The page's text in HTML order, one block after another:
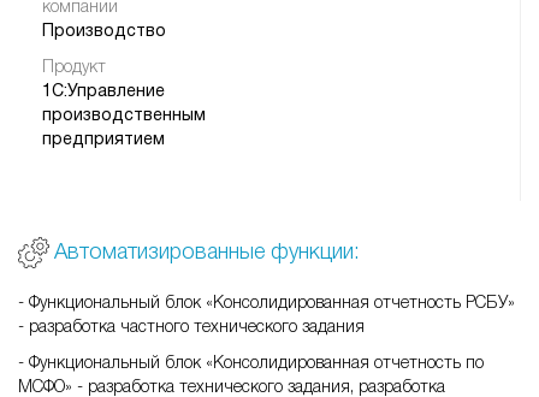
компании
Производство
Продукт
1С:Управление
производственным
предприятием
Автоматизированные функции:
- Функциональный блок «Консолидированная отчетность РСБУ»
- разработка частного технического задания
- Функциональный блок «Консолидированная отчетность по
МСФО» - разработка технического задания, разработка